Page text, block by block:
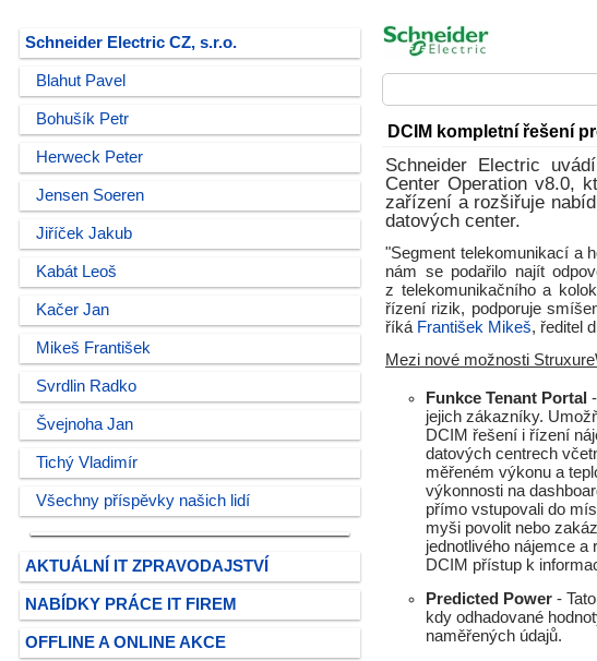
Schneider Electric CZ, s.r.o.
Blahut Pavel
Bohušík Petr
Herweck Peter
Jensen Soeren
Jiříček Jakub
Kabát Leoš
Kačer Jan
Mikeš František
Svrdlin Radko
Švejnoha Jan
Tichý Vladimír
Všechny příspěvky našich lidí
AKTUÁLNÍ IT ZPRAVODAJSTVÍ
NABÍDKY PRÁCE IT FIREM
OFFLINE A ONLINE AKCE
DCIM kompletní řešení
Schneider Electric
Center Operation v8.0,
zařízení a rozšiřuje
datových center.
"Segment telekomunikací a
nám se podařilo najít
z telekomunikačního a
řízení rizik, podporuje
říká František Mikeš, ředitel
Mezi nové možnosti
Funkce Tenant Portal
jejich zákazníky.
DCIM řešení i řízení
datových centrech
měřeném výkonu a
výkonnosti na
přímo vstupovali do
myši povolit nebo
jednotlivého nájemce
DCIM přístup k
Predicted Power -
kdy odhadované
naměřených údajů.